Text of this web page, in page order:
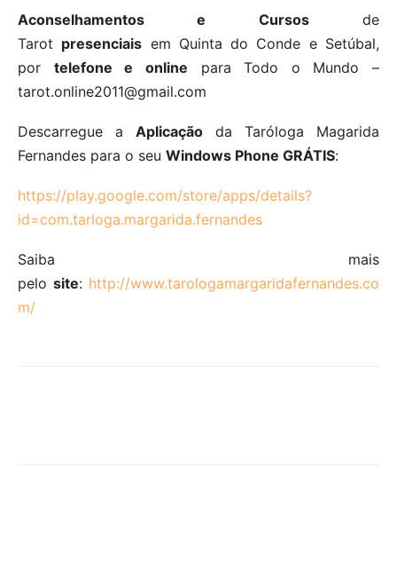
Aconselhamentos e Cursosde
Tarot presenciais em Quinta do Conde e Setúbal,
por telefone e online para Todo o Mundo –
tarot.online2011@gmail.com
Descarregue a Aplicação da Taróloga Magarida
Fernandes para o seu Windows Phone GRÁTIS:
https://play.google.com/store/apps/details?
id=com.tarloga.margarida.fernandes
Saiba mais
pelo site: http://www.tarologamargaridafernandes.co
m/